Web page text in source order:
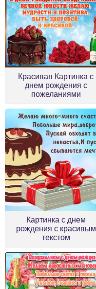
Красивая Картинка с
днем рождения с
пожеланиями
Картинка с днем
рождения с красивым
текстом